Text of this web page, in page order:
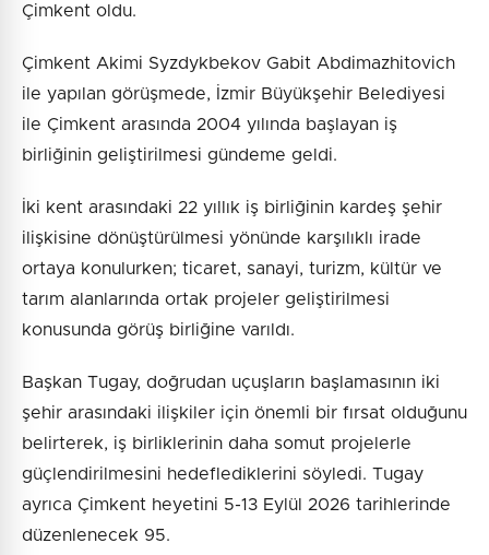
Çimkent oldu.
Çimkent Akimi Syzdykbekov Gabit Abdimazhitovich
ile yapılan görüşmede, İzmir Büyükşehir Belediyesi
ile Çimkent arasında 2004 yılında başlayan iş
birliğinin geliştirilmesi gündeme geldi.
İki kent arasındaki 22 yıllık iş birliğinin kardeş şehir
ilişkisine dönüştürülmesi yönünde karşılıklı irade
ortaya konulurken; ticaret, sanayi, turizm, kültür ve
tarım alanlarında ortak projeler geliştirilmesi
konusunda görüş birliğine varıldı.
Başkan Tugay, doğrudan uçuşların başlamasının iki
şehir arasındaki ilişkiler için önemli bir fırsat olduğunu
belirterek, iş birliklerinin daha somut projelerle
güçlendirilmesini hedeflediklerini söyledi. Tugay
ayrıca Çimkent heyetini 5-13 Eylül 2026 tarihlerinde
düzenlenecek 95.